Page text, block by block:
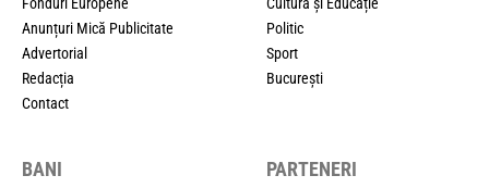
Anunțuri Mică Publicitate
Advertorial
Redacția
Contact
Politic
Sport
București
BANI PARTENERI